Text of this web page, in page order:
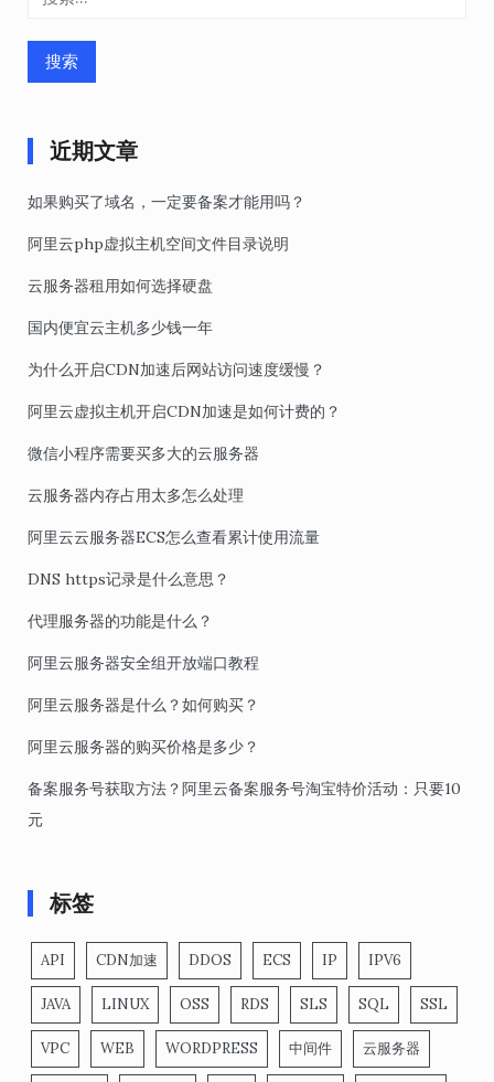
近期文章
如果购买了域名，一定要备案才能用吗？
阿里云php虚拟主机空间文件目录说明
云服务器租用如何选择硬盘
国内便宜云主机多少钱一年
为什么开启CDN加速后网站访问速度缓慢？
阿里云虚拟主机开启CDN加速是如何计费的？
微信小程序需要买多大的云服务器
云服务器内存占用太多怎么处理
阿里云云服务器ECS怎么查看累计使用流量
DNS https记录是什么意思？
代理服务器的功能是什么？
阿里云服务器安全组开放端口教程
阿里云服务器是什么？如何购买？
阿里云服务器的购买价格是多少？
备案服务号获取方法？阿里云备案服务号淘宝特价活动：只要10
元
标签
API CDN加速 DDOS ECS IP IPV6
JAVA LINUX OSS RDS SLS SQL SSL
VPC WEB WORDPRESS 中间件 云服务器